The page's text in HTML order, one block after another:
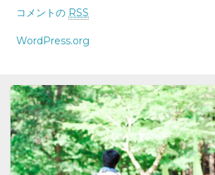
コメントの RSS
WordPress.org